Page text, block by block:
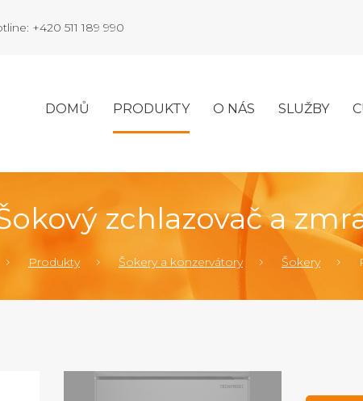
+420 511 189 990
DOMŮ PRODUKTY O NÁS SLUŽBY
zchlazovač a
Produkty Šokery a konzervátory Šokery